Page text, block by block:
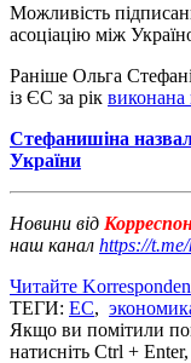
Можливість
асоціацію між
Раніше Ольга
із ЄС за рік виконана
Стефанишіна
України
Новини від
наш канал https://
Читайте
ТЕГИ: ЕС,
Якщо ви помітили
натисніть Ctrl +